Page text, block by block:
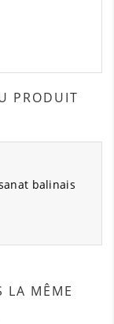
PRODUIT
balinais
LA MÊME